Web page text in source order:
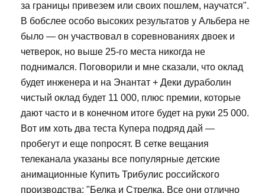
за границы привезем или своих пошлем, научатся".
В бобслее особо высоких результатов у Альбера не
было — он участвовал в соревнованиях двоек и
четверок, но выше 25-го места никогда не
поднимался. Поговорили и мне сказали, что оклад
будет инженера и на Энантат + Деки дураболин
чистый оклад будет 11 000, плюс премии, которые
дают часто и в конечном итоге будет на руки 25 000.
Вот им хоть два теста Купера подряд дай —
пробегут и еще попросят. В сетке вещания
телеканала указаны все популярные детские
анимационные Купить Трибулис российского
производства: "Белка и Стрелка. Все они отлично